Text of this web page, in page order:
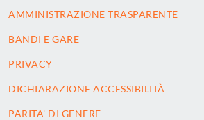
AMMINISTRAZIONE TRASPARENTE
BANDI E GARE
PRIVACY
DICHIARAZIONE ACCESSIBILITÀ
PARITA' DI GENERE